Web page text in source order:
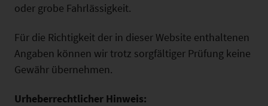
oder grobe Fahrlässigkeit.
Für die Richtigkeit der in dieser Website enthaltenen
Angaben können wir trotz sorgfältiger Prüfung keine
Gewähr übernehmen.
Urheberrechtlicher Hinweis: